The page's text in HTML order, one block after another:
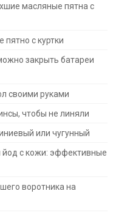
масляные пятна с
с куртки
закрыть батареи
своими руками
чтобы не линяли
или чугунный
с кожи: эффективные
воротника на